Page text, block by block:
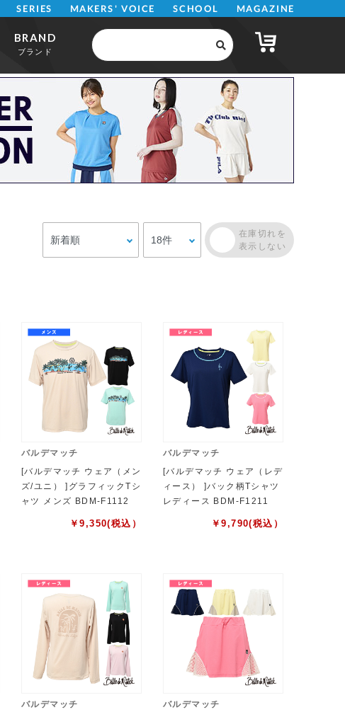
SERIES MAKERS' VOICE SCHOOL MAGAZINE
BRAND
ブランド
バルデマッチ
[バルデマッチ ウェア（メン
ズ/ユニ） ]グラフィックTシ
ャツ メンズ BDM-F1112
￥9,350(税込）
バルデマッチ
[バルデマッチ ウェア（レデ
ィース） ]バック柄Tシャツ
レディース BDM-F1211
￥9,790(税込）
バルデマッチ
バルデマッチ